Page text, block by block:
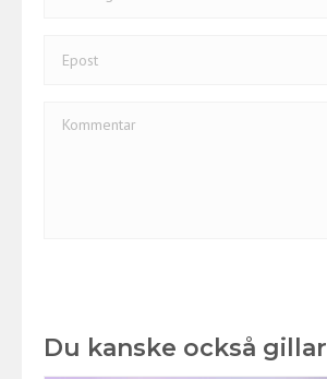
Du kanske också gillar